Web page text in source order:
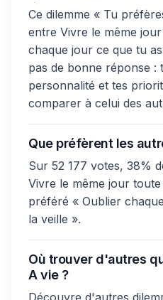
Ce dilemme « Tu
entre Vivre le même
chaque jour ce que tu
pas de bonne réponse :
personnalité et tes
comparer à celui des
Que préfèrent les
Sur 52 177 votes, 38%
Vivre le même jour
préféré « Oublier
la veille ».
Où trouver d'autres
A vie ?
Découvre d'autres